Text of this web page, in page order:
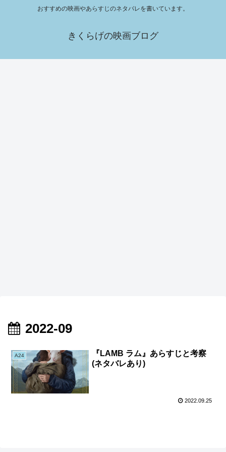
おすすめの映画やあらすじのネタバレを書いています。
きくらげの映画ブログ
2022-09
A24
『LAMB ラム』あらすじと考察
(ネタバレあり)
2022.09.25